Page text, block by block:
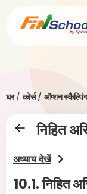
घर/कोर्स/ ऑप्शन
निहित
अध्याय देखें
10.1.निहित